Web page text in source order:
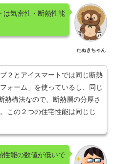
たぬきちゃん
は気密性・断熱性能
２とアイスマートでは同じ断熱
ォーム」を使っているし、同じ
熱構法なので、断熱層の分厚さ
この２つの住宅性能は同じじ
性能の数値が低いで